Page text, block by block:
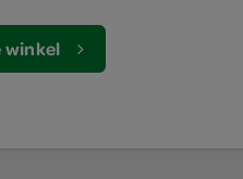
winkel